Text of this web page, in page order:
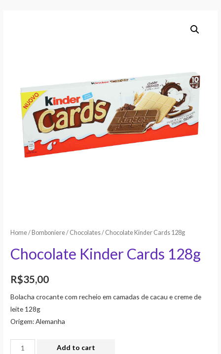
Home/ Bomboniere/ Chocolates/ Chocolate Kinder Cards 128g
Chocolate Kinder Cards 128g
R$35,00
Bolacha crocante com recheio em camadas de cacau e creme de
leite 128g
Origem: Alemanha
Add to cart